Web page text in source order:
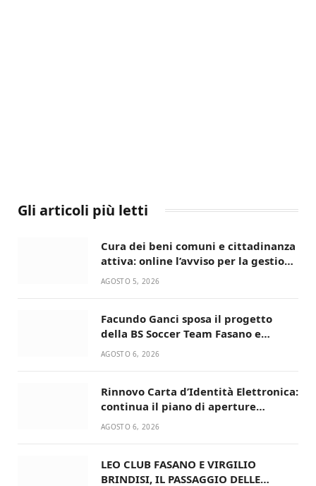
Gli articoli più letti
Cura dei beni comuni e cittadinanza
attiva: online l’avviso per la gestione
condivisa della Villetta di Laureto
AGOSTO 5, 2026
Facundo Ganci sposa il progetto
della BS Soccer Team Fasano e
ritorna in campo
AGOSTO 6, 2026
Rinnovo Carta d’Identità Elettronica:
continua il piano di aperture
straordinarie del Comune di Fasano
AGOSTO 6, 2026
LEO CLUB FASANO E VIRGILIO
BRINDISI, IL PASSAGGIO DELLE